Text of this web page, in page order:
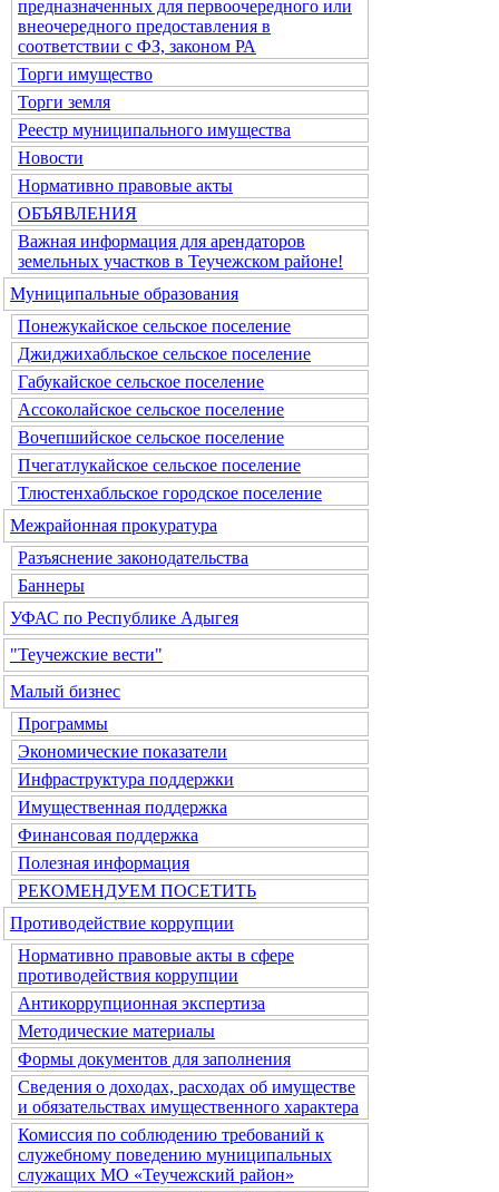
предназначенных для первоочередного или
внеочередного предоставления в
соответствии с ФЗ, законом РА
Торги имущество
Торги земля
Реестр муниципального имущества
Новости
Нормативно правовые акты
ОБЪЯВЛЕНИЯ
Важная информация для арендаторов
земельных участков в Теучежском районе!
Муниципальные образования
Понежукайское сельское поселение
Джиджихабльское сельское поселение
Габукайское сельское поселение
Ассоколайское сельское поселение
Вочепшийское сельское поселение
Пчегатлукайское сельское поселение
Тлюстенхабльское городское поселение
Межрайонная прокуратура
Разъяснение законодательства
Баннеры
УФАС по Республике Адыгея
"Теучежские вести"
Малый бизнес
Программы
Экономические показатели
Инфраструктура поддержки
Имущественная поддержка
Финансовая поддержка
Полезная информация
РЕКОМЕНДУЕМ ПОСЕТИТЬ
Противодействие коррупции
Нормативно правовые акты в сфере
противодействия коррупции
Антикоррупционная экспертиза
Методические материалы
Формы документов для заполнения
Сведения о доходах, расходах об имуществе
и обязательствах имущественного характера
Комиссия по соблюдению требований к
служебному поведению муниципальных
служащих МО «Теучежский район»